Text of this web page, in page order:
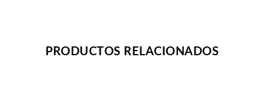
PRODUCTOS RELACIONADOS